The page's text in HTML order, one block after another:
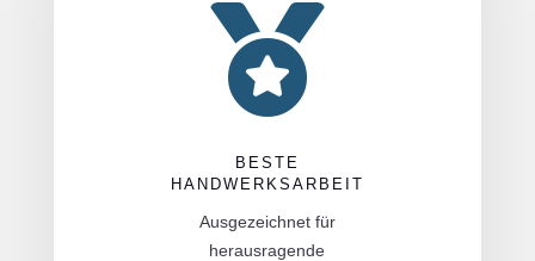

BESTE
HANDWERKSARBEIT
Ausgezeichnet für
herausragende